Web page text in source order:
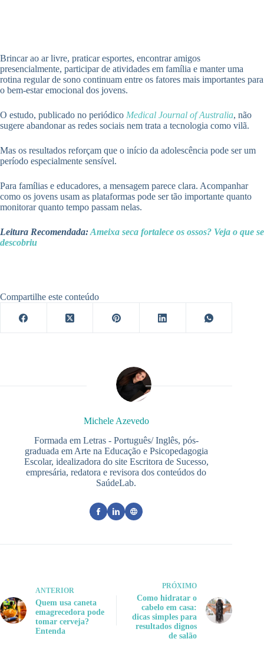
Brincar ao ar livre, praticar esportes, encontrar amigos
presencialmente, participar de atividades em família e manter uma
rotina regular de sono continuam entre os fatores mais importantes para
o bem-estar emocional dos jovens.
O estudo, publicado no periódico Medical Journal of Australia, não
sugere abandonar as redes sociais nem trata a tecnologia como vilã.
Mas os resultados reforçam que o início da adolescência pode ser um
período especialmente sensível.
Para famílias e educadores, a mensagem parece clara. Acompanhar
como os jovens usam as plataformas pode ser tão importante quanto
monitorar quanto tempo passam nelas.
Leitura Recomendada:Ameixa seca fortalece os ossos? Veja o que se
descobriu
Compartilhe este conteúdo
Michele Azevedo
Formada em Letras - Português/ Inglês, pós-
graduada em Arte na Educação e Psicopedagogia
Escolar, idealizadora do site Escritora de Sucesso,
empresária, redatora e revisora dos conteúdos do
SaúdeLab.
ANTERIOR
Quem usa caneta
emagrecedora pode
tomar cerveja?
Entenda
PRÓXIMO
Como hidratar o
cabelo em casa:
dicas simples para
resultados dignos
de salão